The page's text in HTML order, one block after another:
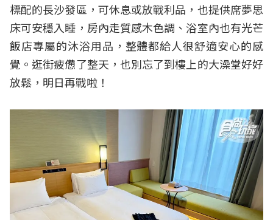
標配的長沙發區，可休息或放戰利品，也提供席夢思
床可安穩入睡，房內走質感木色調、浴室內也有光芒
飯店專屬的沐浴用品，整體都給人很舒適安心的感
覺。逛街疲憊了整天，也別忘了到樓上的大澡堂好好
放鬆，明日再戰啦！